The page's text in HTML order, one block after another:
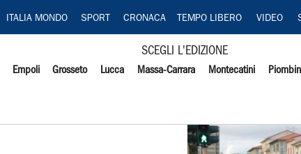
ITALIA MONDO SPORT CRONACA TEMPO LIBERO VIDEO
SCEGLI L'EDIZIONE
Empoli Grosseto Lucca Massa-Carrara Montecatini